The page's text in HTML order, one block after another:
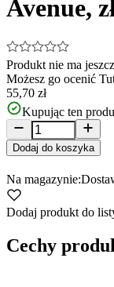
Avenue,
Produkt nie ma
Możesz go ocenić
55,70 zł
Kupując ten
Dodaj do koszyka
Na magazynie:
Dodaj produkt do
Cechy